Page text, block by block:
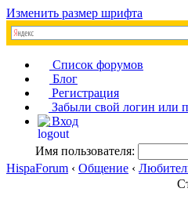
Изменить размер шрифта
Список форумов
Блог
Регистрация
Забыли свой логин или
Вход
Имя пользователя:
HispaForum ‹ Общение ‹